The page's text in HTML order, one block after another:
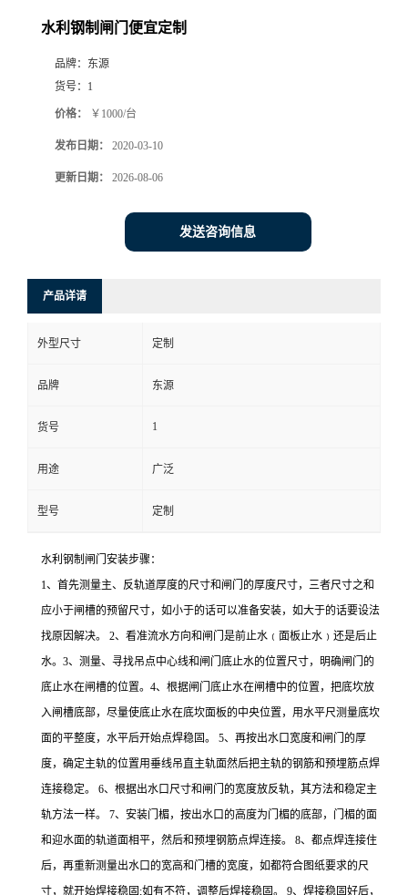
水利钢制闸门便宜定制
品牌： 东源
货号： 1
价格： ￥1000/台
发布日期： 2020-03-10
更新日期： 2026-08-06
发送咨询信息
产品详请
外型尺寸 定制
品牌 东源
货号 1
用途 广泛
型号 定制
水利钢制闸门安装步骤：
1、首先测量主、反轨道厚度的尺寸和闸门的厚度尺寸，三者尺寸之和
应小于闸槽的预留尺寸，如小于的话可以准备安装，如大于的话要设法
找原因解决。 2、看准流水方向和闸门是前止水﹙面板止水﹚还是后止
水。3、测量、寻找吊点中心线和闸门底止水的位置尺寸，明确闸门的
底止水在闸槽的位置。4、根据闸门底止水在闸槽中的位置，把底坎放
入闸槽底部，尽量使底止水在底坎面板的中央位置，用水平尺测量底坎
面的平整度，水平后开始点焊稳固。 5、再按出水口宽度和闸门的厚
度，确定主轨的位置用垂线吊直主轨面然后把主轨的钢筋和预埋筋点焊
连接稳定。 6、根据出水口尺寸和闸门的宽度放反轨，其方法和稳定主
轨方法一样。 7、安装门楣，按出水口的高度为门楣的底部，门楣的面
和迎水面的轨道面相平，然后和预埋钢筋点焊连接。 8、都点焊连接住
后，再重新测量出水口的宽高和门槽的宽度，如都符合图纸要求的尺
寸，就开始焊接稳固;如有不符，调整后焊接稳固。 9、焊接稳固好后，